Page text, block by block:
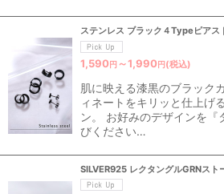
ステンレス ブラック４Typeピアス
1,590円 ～1,990円(税込)
肌に映える漆黒のブラック
ィネートをキリッと仕上げ
ン。 お好みのデザインを『
びください…
SILVER925 レクタングルGRNスト